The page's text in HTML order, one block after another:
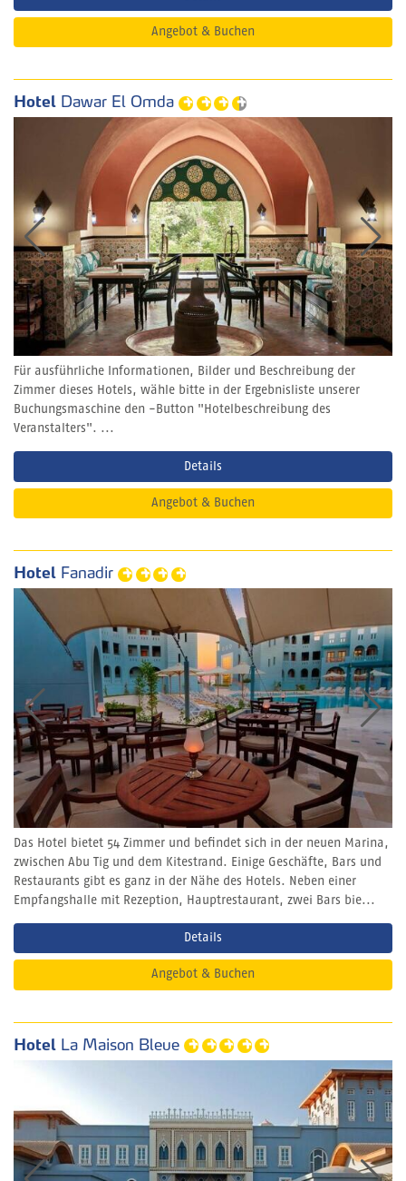
Angebot & Buchen
Hotel Dawar El Omda
Für ausführliche Informationen, Bilder und Beschreibung der
Zimmer dieses Hotels, wähle bitte in der Ergebnisliste unserer
Buchungsmaschine den -Button "Hotelbeschreibung des
Veranstalters". ...
Details
Angebot & Buchen
Hotel Fanadir
Das Hotel bietet 54 Zimmer und befindet sich in der neuen Marina,
zwischen Abu Tig und dem Kitestrand. Einige Geschäfte, Bars und
Restaurants gibt es ganz in der Nähe des Hotels. Neben einer
Empfangshalle mit Rezeption, Hauptrestaurant, zwei Bars bie...
Details
Angebot & Buchen
Hotel La Maison Bleue